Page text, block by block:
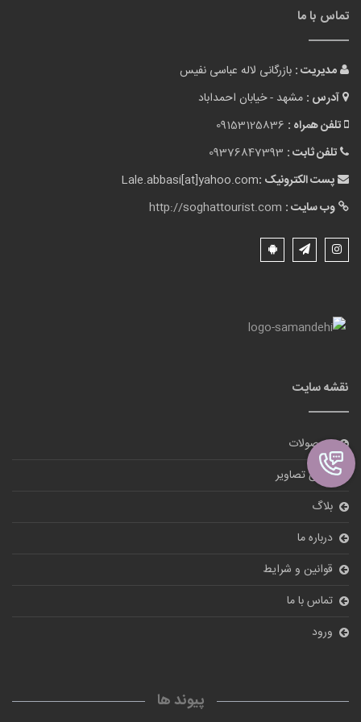
تماس با ما
مدیریت : بازرگانی لاله عباسی نفیس
آدرس : مشهد - خیابان احمداباد
تلفن همراه : 09153125836
تلفن ثابت : 09376847393
پست الکترونیک :Lale.abbasi[at]yahoo.com
وب سایت : http://soghattourist.com
نقشه سایت
محصولات
گالری تصاویر
بلاگ
درباره ما
قوانین و شرایط
تماس با ما
ورود
پیوند ها